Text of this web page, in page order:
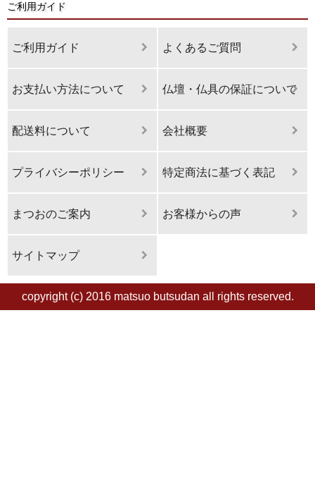
ご利用ガイド
ご利用ガイド よくあるご質問
お支払い方法について 仏壇・仏具の保証について
配送料について 会社概要
プライバシーポリシー 特定商法に基づく表記
まつおのご案内 お客様からの声
サイトマップ
copyright (c) 2016 matsuo butsudan all rights reserved.